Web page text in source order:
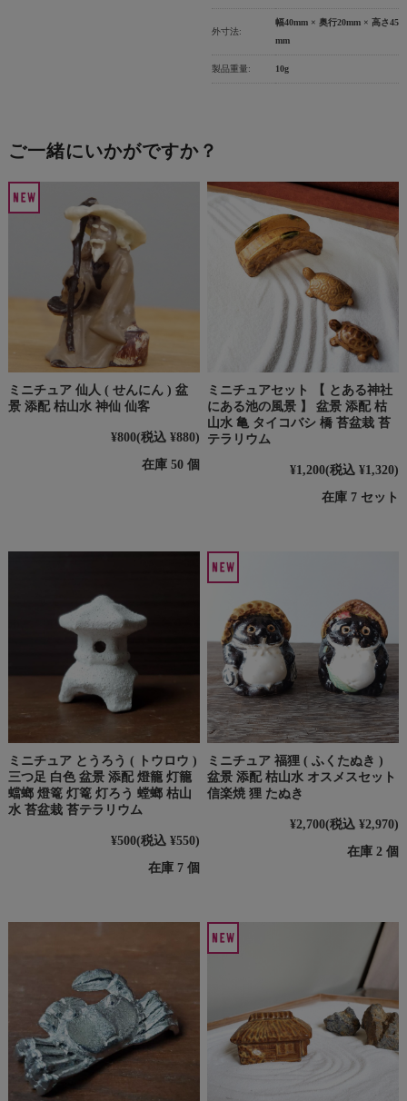
外寸法:
幅40mm × 奥行20mm × 高さ45
mm
製品重量: 10g
ご一緒にいかがですか？
ミニチュア 仙人 ( せんにん ) 盆
景 添配 枯山水 神仙 仙客
¥800(税込 ¥880)
在庫 50 個
ミニチュアセット 【 とある神社
にある池の風景 】 盆景 添配 枯
山水 亀 タイコバシ 橋 苔盆栽 苔
テラリウム
¥1,200(税込 ¥1,320)
在庫 7 セット
ミニチュア とうろう ( トウロウ )
三つ足 白色 盆景 添配 燈籠 灯籠
蟷螂 燈篭 灯篭 灯ろう 螳螂 枯山
水 苔盆栽 苔テラリウム
¥500(税込 ¥550)
在庫 7 個
ミニチュア 福狸 ( ふくたぬき )
盆景 添配 枯山水 オスメスセット
信楽焼 狸 たぬき
¥2,700(税込 ¥2,970)
在庫 2 個